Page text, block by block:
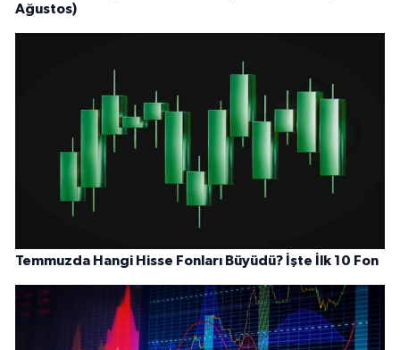
Ağustos)
Temmuzda Hangi Hisse Fonları Büyüdü? İşte İlk 10 Fon